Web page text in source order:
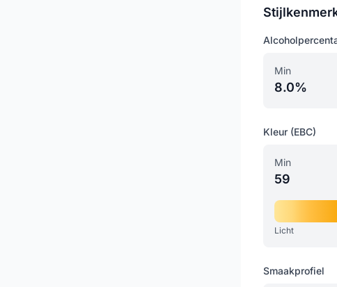
Min
8.0%
Kleur (EBC)
Min
59
Licht
Smaakprofiel